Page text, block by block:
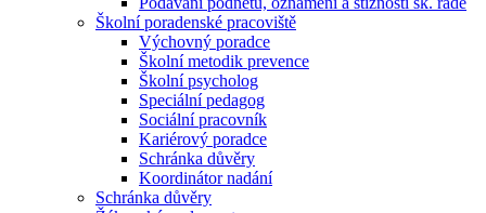
Školní poradenské pracoviště
Výchovný poradce
Školní metodik prevence
Školní psycholog
Speciální pedagog
Sociální pracovník
Kariérový poradce
Schránka důvěry
Koordinátor nadání
Schránka důvěry